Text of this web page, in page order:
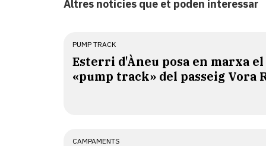
Altres notícies que et poden interessar
PUMP TRACK
Esterri d'Àneu posa en marxa
«pump track» del passeig Vora
CAMPAMENTS